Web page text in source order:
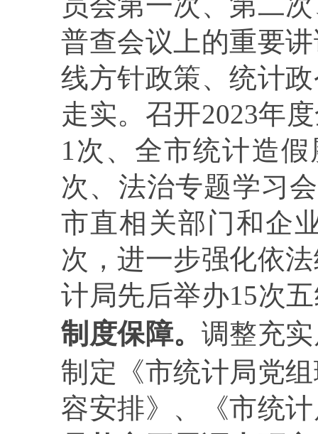
普查会议上的重要
线方针政策、统计
走实。召开2023年
1次、全市统计造
次、 法治专题学习
市直相关部门和企
次 ，进一步强化依
计局先后举办15次
制度保障。 调整充
制定《市统计局党
容安排》、《市统